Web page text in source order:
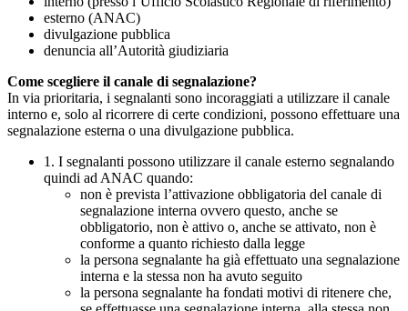
esterno (ANAC)
divulgazione pubblica
denuncia all’Autorità giudiziaria
Come scegliere il canale di segnalazione?
In via prioritaria, i segnalanti sono incoraggiati a utilizzare il canale
interno e, solo al ricorrere di certe condizioni, possono effettuare una
segnalazione esterna o una divulgazione pubblica.
1. I segnalanti possono utilizzare il canale esterno segnalando
quindi ad ANAC quando:
non è prevista l’attivazione obbligatoria del canale di
segnalazione interna ovvero questo, anche se
obbligatorio, non è attivo o, anche se attivato, non è
conforme a quanto richiesto dalla legge
la persona segnalante ha già effettuato una segnalazione
interna e la stessa non ha avuto seguito
la persona segnalante ha fondati motivi di ritenere che,